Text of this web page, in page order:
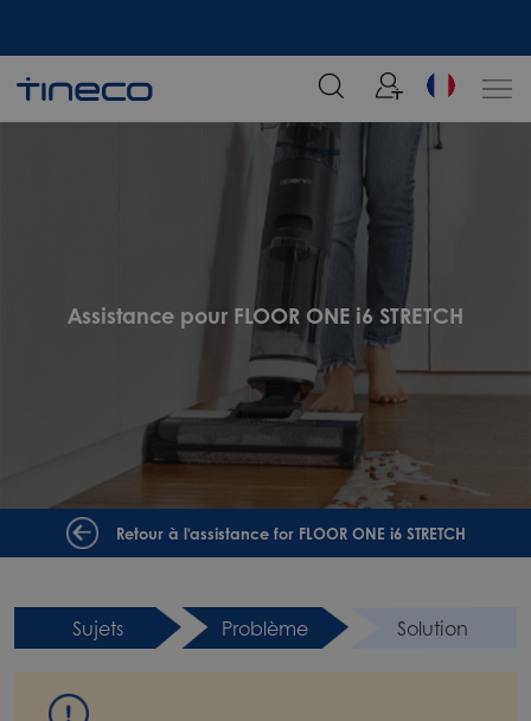
Rejoignez notre liste de diffusion et profitez de 5% de réduction sur votre
commande chez Tineco
Assistance pour FLOOR ONE i6 STRETCH
Retour à l'assistance for FLOOR ONE i6 STRETCH
Sujets Problème Solution